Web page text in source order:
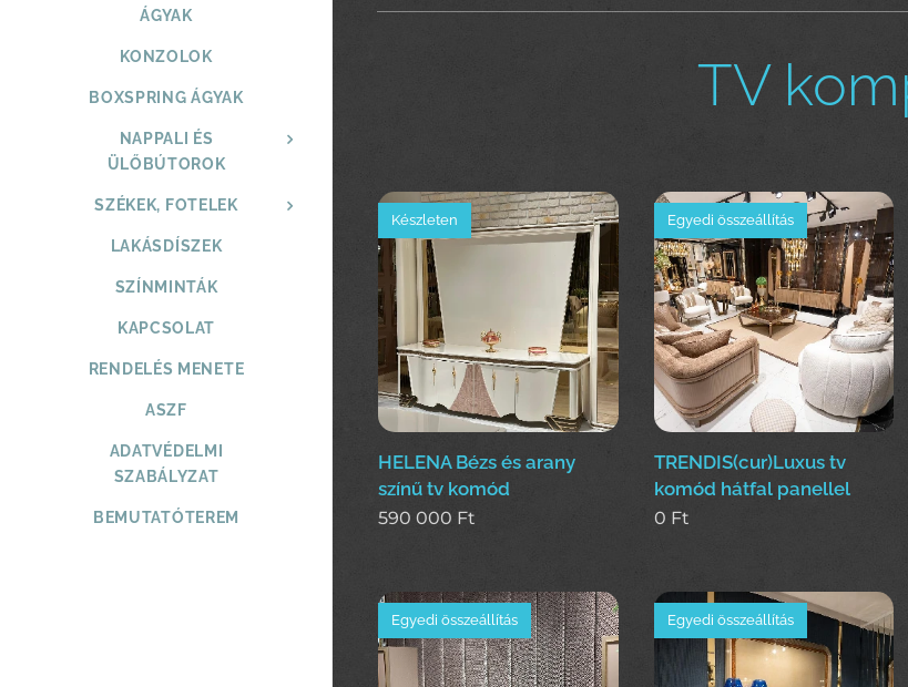
ÁGYAK
KONZOLOK
BOXSPRING ÁGYAK
NAPPALI ÉS
ÜLŐBÚTOROK
SZÉKEK, FOTELEK
LAKÁSDÍSZEK
SZÍNMINTÁK
KAPCSOLAT
RENDELÉS MENETE
ASZF
ADATVÉDELMI
SZABÁLYZAT
BEMUTATÓTEREM
TV
HELENA Bézs és arany
színű tv komód
Készleten
590 000 Ft
TRENDIS(cur)Luxus tv
komód hátfal panellel
Egyedi összeállítás
0 Ft
Egyedi összeállítás Egyedi összeállítás